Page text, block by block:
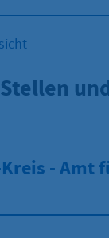
- Amt